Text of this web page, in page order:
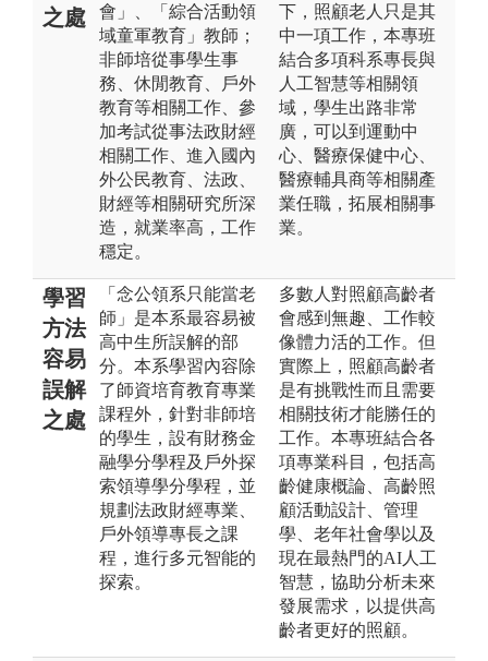
之處
會」、「綜合活動領
域童軍教育」教師；
非師培從事學生事
務、休閒教育、戶外
教育等相關工作、參
加考試從事法政財經
相關工作、進入國內
外公民教育、法政、
財經等相關研究所深
造，就業率高，工作
穩定。
下，照顧老人只是其
中一項工作，本專班
結合多項科系專長與
人工智慧等相關領
域，學生出路非常
廣，可以到運動中
心、醫療保健中心、
醫療輔具商等相關產
業任職，拓展相關事
業。
學習
方法
容易
誤解
之處
「念公領系只能當老
師」是本系最容易被
高中生所誤解的部
分。本系學習內容除
了師資培育教育專業
課程外，針對非師培
的學生，設有財務金
融學分學程及戶外探
索領導學分學程，並
規劃法政財經專業、
戶外領導專長之課
程，進行多元智能的
探索。
多數人對照顧高齡者
會感到無趣、工作較
像體力活的工作。但
實際上，照顧高齡者
是有挑戰性而且需要
相關技術才能勝任的
工作。本專班結合各
項專業科目，包括高
齡健康概論、高齡照
顧活動設計、管理
學、老年社會學以及
現在最熱門的AI人工
智慧，協助分析未來
發展需求，以提供高
齡者更好的照顧。